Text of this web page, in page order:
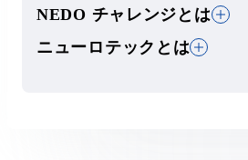
NEDO チャレンジとは
ニューロテックとは